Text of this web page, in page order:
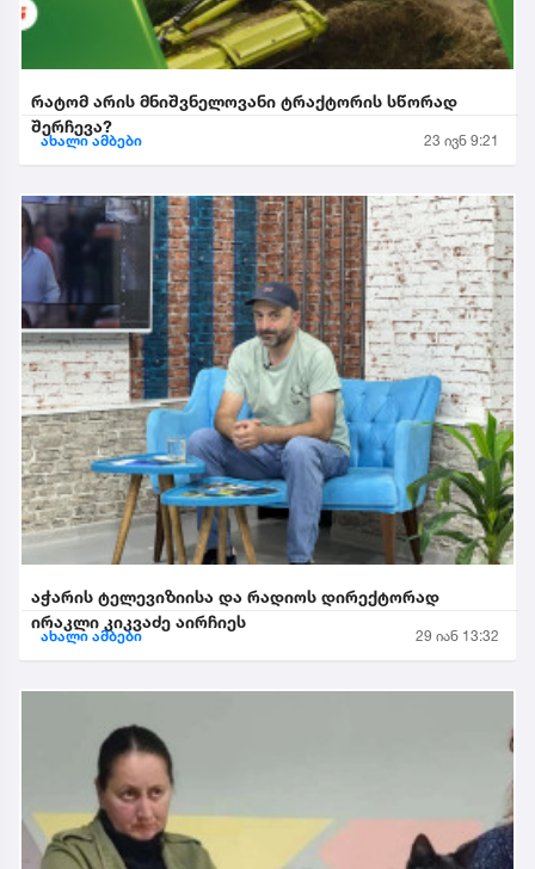
რატომ არის მნიშვნელოვანი ტრაქტორის სწორად
შერჩევა?
ახალი ამბები 23 ივნ 9:21
აჭარის ტელევიზიისა და რადიოს დირექტორად
ირაკლი კიკვაძე აირჩიეს
ახალი ამბები 29 იან 13:32